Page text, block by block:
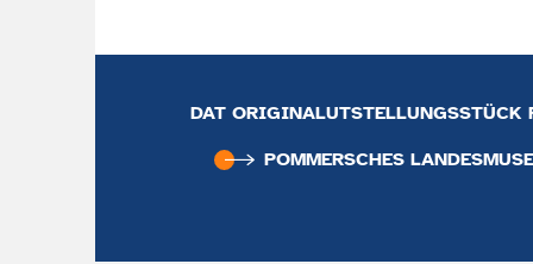
DAT ORIGINALUTSTELLUNGSSTÜCK
POMMERSCHES